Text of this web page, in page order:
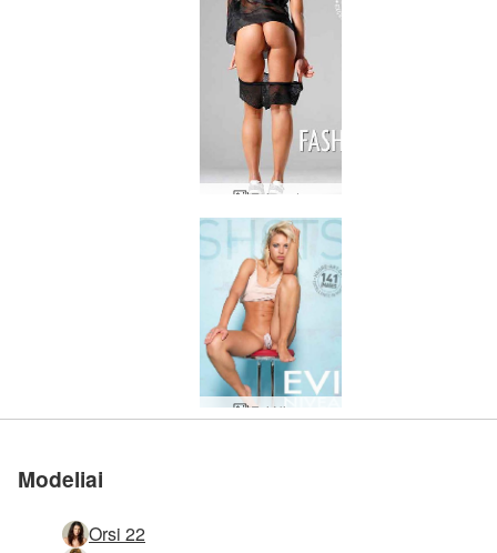
Evi mada
Evi Nivea
Evi baby blue
Evi juoda
Evi šventoji
Modeliai
Orsi 22